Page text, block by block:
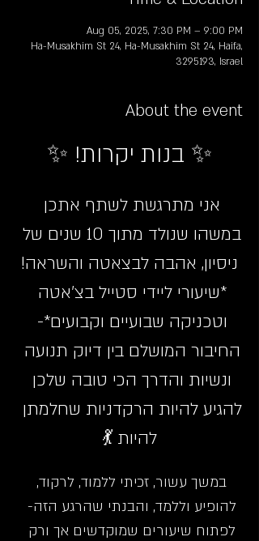
Aug 05, 2025, 7:30 PM – 9:00 PM
Ha-Musakhim St 24, Ha-Musakhim St 24, Haifa,
3295193, Israel
About the event
✨ בנות יקרות! ✨
אני מתרגשת לשתף אתכן
במשהו שנולד מתוך 10 שנים של
ניסיון, אהבה לבצאטה והשראה!
*שיעורי ליידי סטייל בצ’אטה
וטכניקה שבועיים וקבועים*-
החיבור המושלם בין דיוק תנועה
ונשיות והדרך הכי טובה שלכן
להגיע להיות הרקדניות שחלמתן
להיות 💃
במשך עשור, זכיתי ללמוד, לרקוד,
להופיע וללמד, והבנתי שהרגע הזה-
לפתוח שיעורים שמוקדשים אך ורק